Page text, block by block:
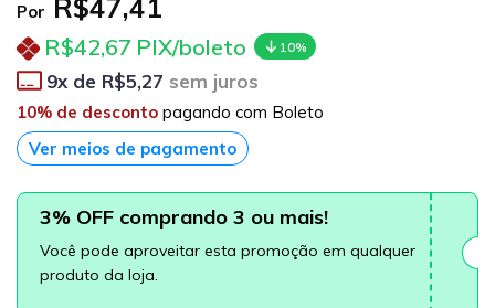
Por
R$42,67 PIX/boleto 10%
9x de R$5,27 sem juros
10% de desconto pagando com Boleto
Ver meios de pagamento
3% OFF comprando 3 ou mais!
Você pode aproveitar esta promoção em qualquer
produto da loja.